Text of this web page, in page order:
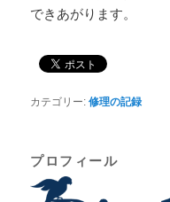
できあがります。
カテゴリー: 修理の記録
プロフィール